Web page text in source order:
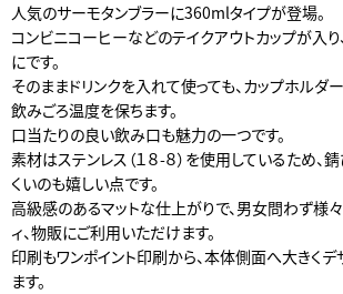
人気のサーモタンブラーに360mlタイプが登場。
コンビニコーヒーなどのテイクアウトカップが入
にです。
そのままドリンクを入れて使っても、カップホルダ
飲みごろ温度を保ちます。
口当たりの良い飲み口も魅力の一つです。
素材はステンレス（１８-８）を使用しているため、
くいのも嬉しい点です。
高級感のあるマットな仕上がりで、男女問わず様
ィ、物販にご利用いただけます。
印刷もワンポイント印刷から、本体側面へ大きく
ます。